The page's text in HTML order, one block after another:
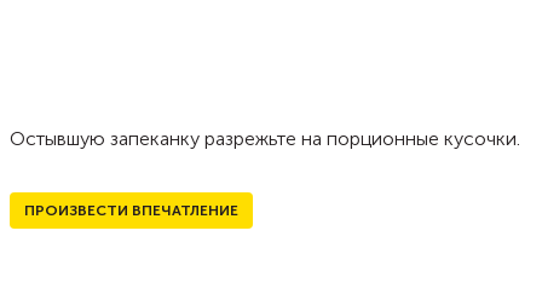
Остывшую запеканку разрежьте на порционные кусочки.
ПРОИЗВЕСТИ ВПЕЧАТЛЕНИЕ